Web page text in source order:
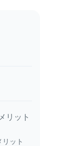
リット
ット